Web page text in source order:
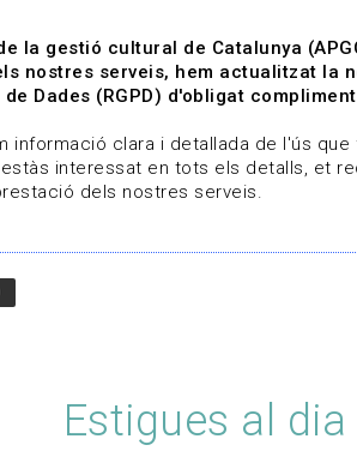
de treball Projectes
Estigues al dia
la gestió cultural de Catalunya
nostres serveis, hem actualitzat la
Dades (RGPD) d'obligat
informació clara i detallada de l'ús
interessat en tots els detalls, et
dels nostres serveis.